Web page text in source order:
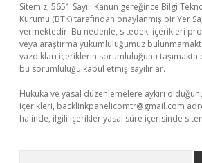
Sitemiz, 5651 Sayılı Kanun gereğince Bilgi
Kurumu (BTK) tarafından onaylanmış bir Yer
vermektedir. Bu nedenle, sitedeki içerikleri
veya araştırma yükümlülüğümüz
yazdıkları içeriklerin sorumluluğunu
bu sorumluluğu kabul etmiş sayılırlar.
Hukuka ve yasal düzenlemelere aykırı
içerikleri, backlinkpanelicomtr@gmail.com
halinde, ilgili içerikler yasal süre içerisinde